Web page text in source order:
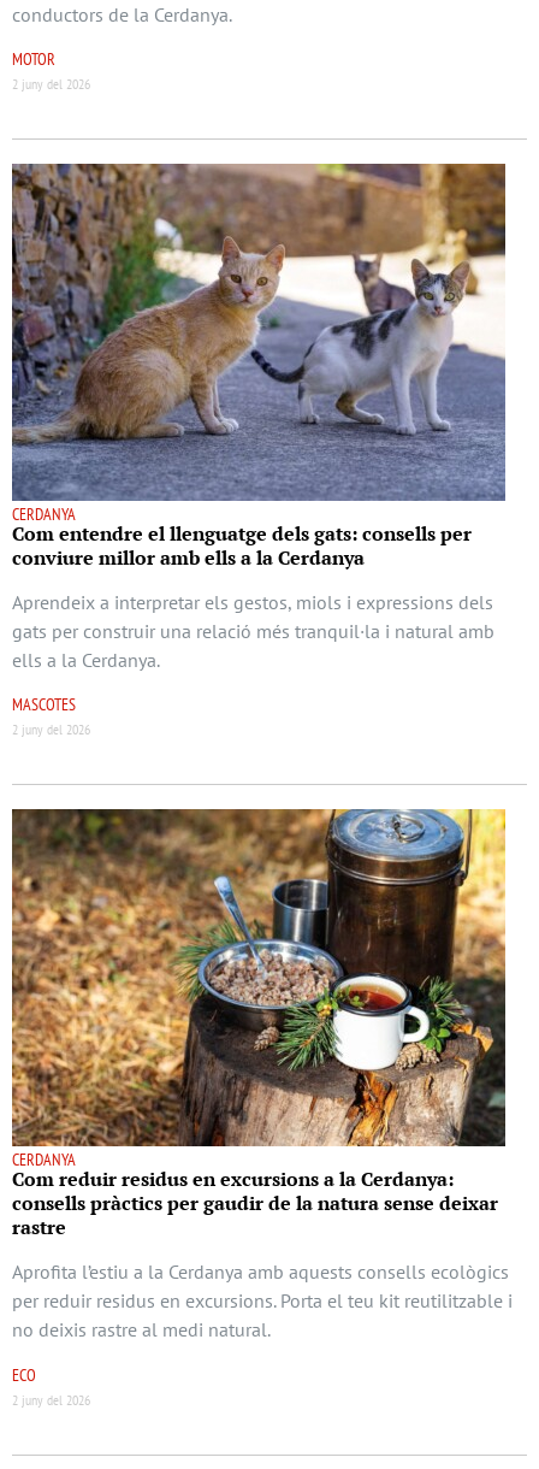
conductors de la Cerdanya.
MOTOR
2 juny del 2026
CERDANYA
Com entendre el llenguatge dels gats: consells per
conviure millor amb ells a la Cerdanya
Aprendeix a interpretar els gestos, miols i expressions dels
gats per construir una relació més tranquil·la i natural amb
ells a la Cerdanya.
MASCOTES
2 juny del 2026
CERDANYA
Com reduir residus en excursions a la Cerdanya:
consells pràctics per gaudir de la natura sense deixar
rastre
Aprofita l’estiu a la Cerdanya amb aquests consells ecològics
per reduir residus en excursions. Porta el teu kit reutilitzable i
no deixis rastre al medi natural.
ECO
2 juny del 2026